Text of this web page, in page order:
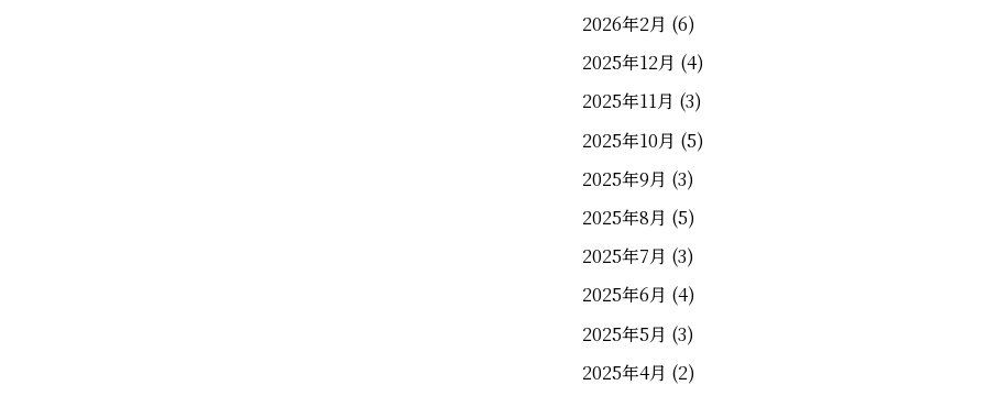
2026年2月 (6)
2025年12月 (4)
2025年11月 (3)
2025年10月 (5)
2025年9月 (3)
2025年8月 (5)
2025年7月 (3)
2025年6月 (4)
2025年5月 (3)
2025年4月 (2)